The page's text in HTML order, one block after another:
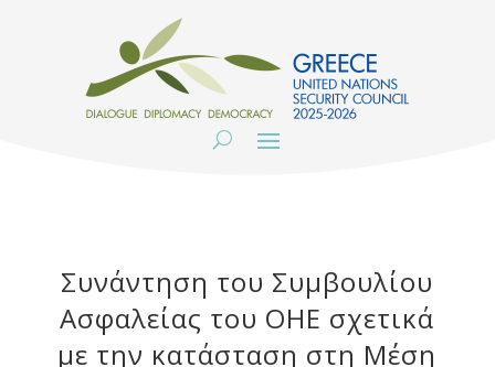
Συνάντηση του Συμβουλίου
Ασφαλείας του ΟΗΕ σχετικά
με την κατάσταση στη Μέση